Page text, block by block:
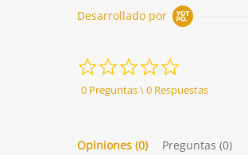
Desarrollado por
rating
0 Preguntas \ 0 Respuestas
Opiniones (0) Preguntas (0)